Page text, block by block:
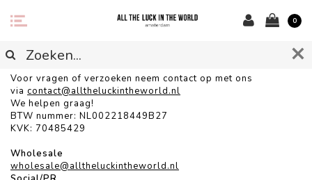
0
CONTACT
Voor vragen of verzoeken neem contact op met ons
via contact@alltheluckintheworld.nl
We helpen graag!
BTW nummer: NL002218449B27
KVK: 70485429
Wholesale
wholesale@alltheluckintheworld.nl